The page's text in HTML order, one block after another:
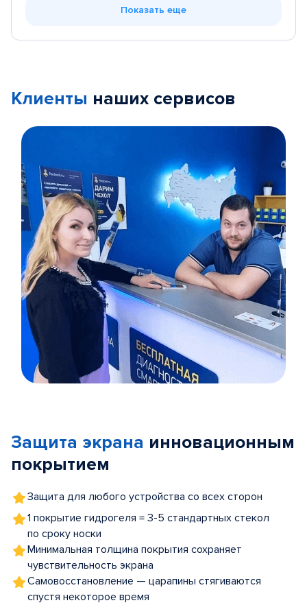
Показать еще
Клиенты наших сервисов
5
Защита экрана инновационным
покрытием
Защита для любого устройства со всех сторон
1 покрытие гидрогеля = 3-5 стандартных стекол
по сроку носки
Минимальная толщина покрытия сохраняет
чувствительность экрана
Самовосстановление — царапины стягиваются
спустя некоторое время